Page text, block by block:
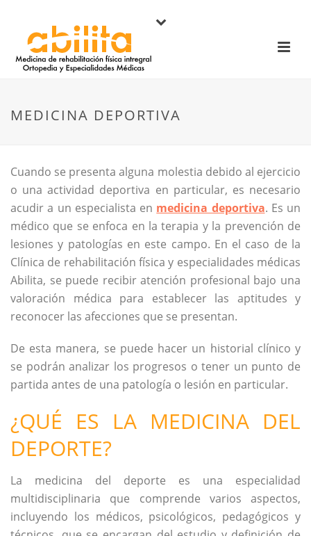
MEDICINA DEPORTIVA
Cuando se presenta alguna molestia debido al ejercicio
o una actividad deportiva en particular, es necesario
acudir a un especialista en medicina deportiva. Es un
médico que se enfoca en la terapia y la prevención de
lesiones y patologías en este campo. En el caso de la
Clínica de rehabilitación física y especialidades médicas
Abilita, se puede recibir atención profesional bajo una
valoración médica para establecer las aptitudes y
reconocer las afecciones que se presentan.
De esta manera, se puede hacer un historial clínico y
se podrán analizar los progresos o tener un punto de
partida antes de una patología o lesión en particular.
¿QUÉ ES LA MEDICINA DEL
DEPORTE?
La medicina del deporte es una especialidad
multidisciplinaria que comprende varios aspectos,
incluyendo los médicos, psicológicos, pedagógicos y